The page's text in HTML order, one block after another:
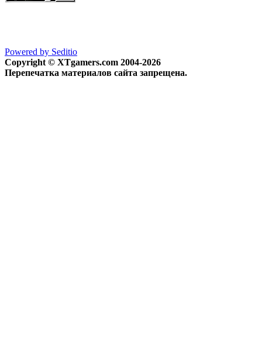
Powered by Seditio
Copyright © XTgamers.com 2004-2026
Перепечатка материалов сайта запрещена.